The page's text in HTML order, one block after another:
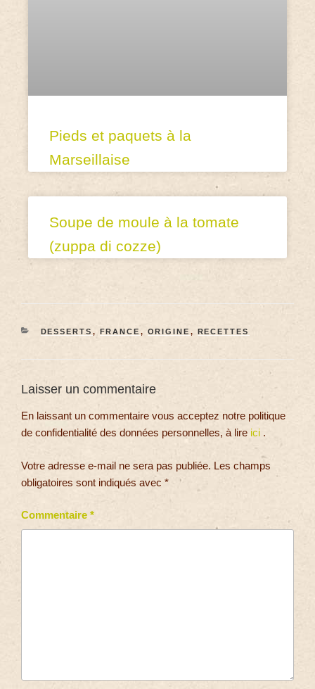
Pieds et paquets à la
Marseillaise
Soupe de moule à la tomate
(zuppa di cozze)
DESSERTS , FRANCE , ORIGINE , RECETTES
Laisser un commentaire
En laissant un commentaire vous acceptez notre politique
de confidentialité des données personnelles, à lire ici .
Votre adresse e-mail ne sera pas publiée. Les champs
obligatoires sont indiqués avec *
Commentaire *